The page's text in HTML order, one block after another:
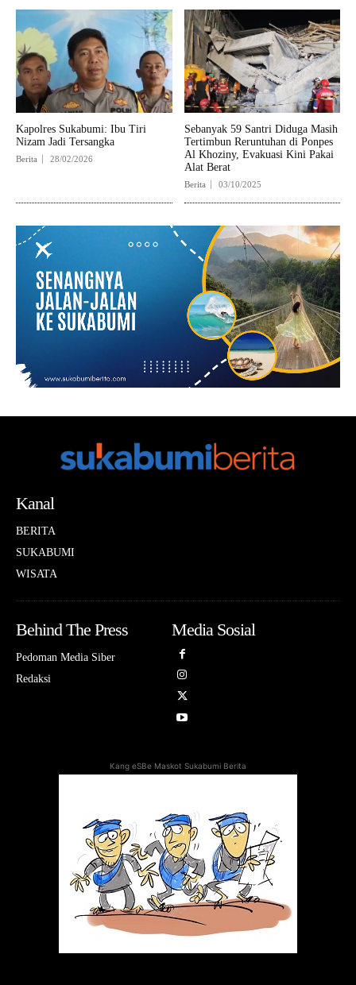
Kapolres Sukabumi: Ibu Tiri
Nizam Jadi Tersangka
Berita 28/02/2026
Sebanyak 59 Santri Diduga Masih
Tertimbun Reruntuhan di Ponpes
Al Khoziny, Evakuasi Kini Pakai
Alat Berat
Berita 03/10/2025
Kanal
BERITA
SUKABUMI
WISATA
Behind The Press
Pedoman Media Siber
Redaksi
Media Sosial
Kang eSBe Maskot Sukabumi Berita